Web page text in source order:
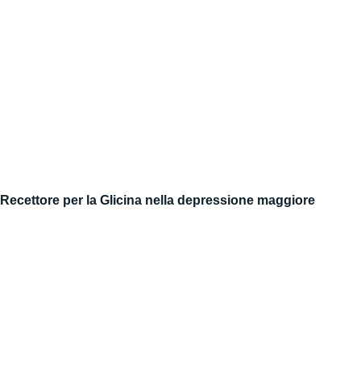
Recettore per la Glicina nella depressione maggiore